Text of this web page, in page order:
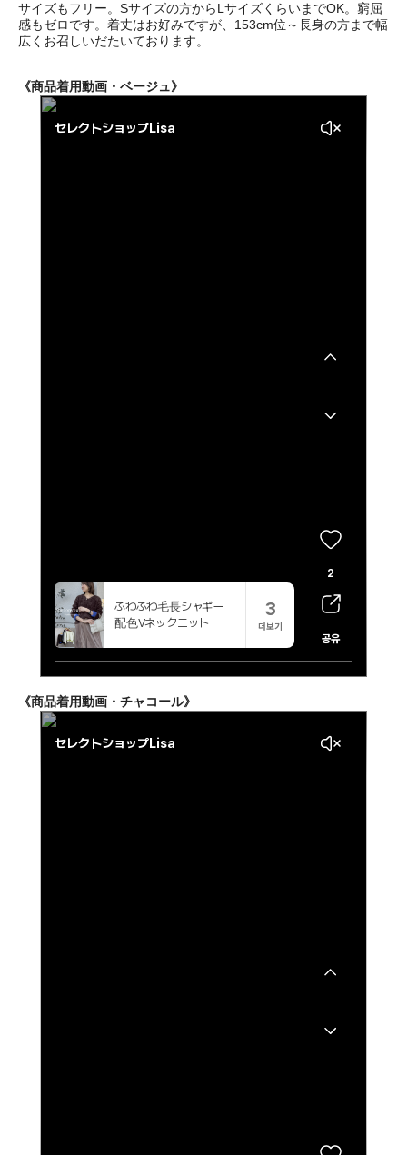
サイズもフリー。Sサイズの方からLサイズくらいまでOK。窮屈
感もゼロです。着丈はお好みですが、153cm位～長身の方まで幅
広くお召しいだたいております。
《商品着用動画・ベージュ》
《商品着用動画・チャコール》